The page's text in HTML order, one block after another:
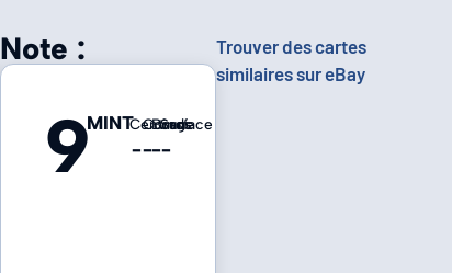
Note :
9MINTCentrage
-
Coins
-
Bords
-
Surface
-
Trouver des cartes
similaires sur eBay